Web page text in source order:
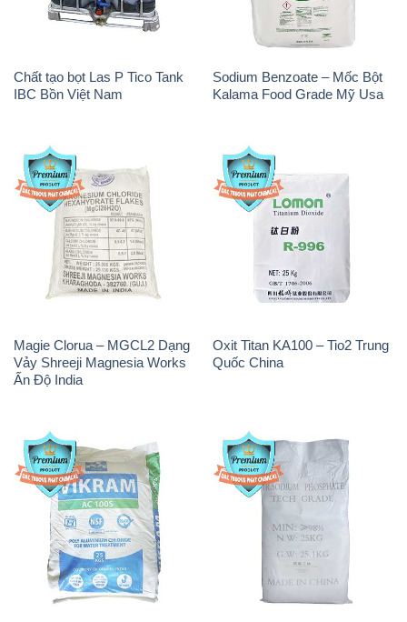
Chất tạo bọt Las P Tico Tank
IBC Bồn Việt Nam
Sodium Benzoate – Mốc Bột
Kalama Food Grade Mỹ Usa
Magie Clorua – MGCL2 Dạng
Vảy Shreeji Magnesia Works
Ấn Độ India
Oxit Titan KA100 – Tio2 Trung
Quốc China